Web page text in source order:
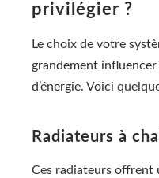
privilégier ?
Le choix de votre
grandement
d’énergie. Voici
Radiateurs à
Ces radiateurs offrent